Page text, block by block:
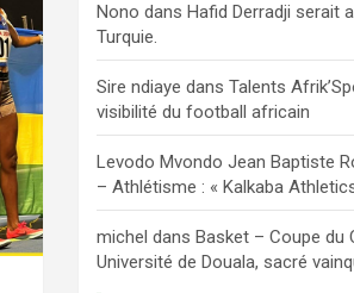
Nono dansHafid Derradji serait
Turquie.
Sire ndiaye dansTalents
visibilité du football africain
Levodo Mvondo Jean Baptiste
– Athlétisme : « Kalkaba
michel dansBasket – Coupe du
Université de Douala, sacré